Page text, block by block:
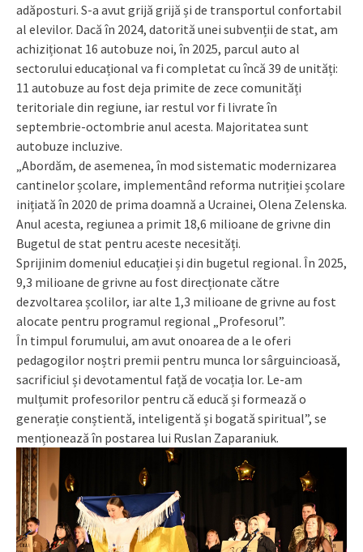
adăposturi. S-a avut grijă grijă și de transportul confortabil
al elevilor. Dacă în 2024, datorită unei subvenții de stat, am
achiziționat 16 autobuze noi, în 2025, parcul auto al
sectorului educațional va fi completat cu încă 39 de unități:
11 autobuze au fost deja primite de zece comunități
teritoriale din regiune, iar restul vor fi livrate în
septembrie-octombrie anul acesta. Majoritatea sunt
autobuze incluzive.
„Abordăm, de asemenea, în mod sistematic modernizarea
cantinelor școlare, implementând reforma nutriției școlare
inițiată în 2020 de prima doamnă a Ucrainei, Olena Zelenska.
Anul acesta, regiunea a primit 18,6 milioane de grivne din
Bugetul de stat pentru aceste necesități.
Sprijinim domeniul educației și din bugetul regional. În 2025,
9,3 milioane de grivne au fost direcționate către
dezvoltarea școlilor, iar alte 1,3 milioane de grivne au fost
alocate pentru programul regional „Profesorul”.
În timpul forumului, am avut onoarea de a le oferi
pedagogilor noștri premii pentru munca lor sârguincioasă,
sacrificiul și devotamentul față de vocația lor. Le-am
mulțumit profesorilor pentru că educă și formează o
generație conștientă, inteligentă și bogată spiritual”, se
menționează în postarea lui Ruslan Zaparaniuk.